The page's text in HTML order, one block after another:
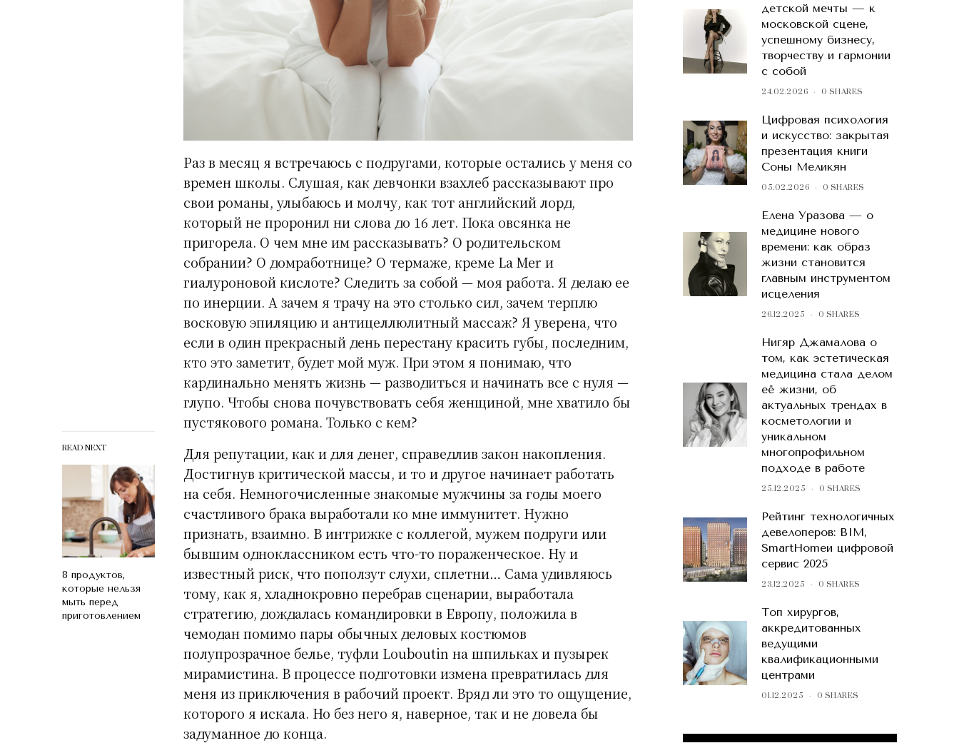
READ NEXT
8 продуктов,
которые нельзя
мыть перед
приготовлением
Раз в месяц я встречаюсь с подругами, которые остались у меня со
времен школы. Слушая, как девчонки взахлеб рассказывают про
свои романы, улыбаюсь и молчу, как тот английский лорд,
который не проронил ни слова до 16 лет. Пока овсянка не
пригорела. О чем мне им рассказывать? О родительском
собрании? О домработнице? О термаже, креме La Mer и
гиалуроновой кислоте? Следить за собой — моя работа. Я делаю ее
по инерции. А зачем я трачу на это столько сил, зачем терплю
восковую эпиляцию и антицеллюлитный массаж? Я уверена, что
если в один прекрасный день перестану красить губы, последним,
кто это заметит, будет мой муж. При этом я понимаю, что
кардинально менять жизнь — разводиться и начинать все с нуля —
глупо. Чтобы снова почувствовать себя женщиной, мне хватило бы
пустякового романа. Только с кем?
Для репутации, как и для денег, справедлив закон накопления.
Достигнув критической массы, и то и другое начинает работать
на себя. Немногочисленные знакомые мужчины за годы моего
счастливого брака выработали ко мне иммунитет. Нужно
признать, взаимно. В интрижке с коллегой, мужем подруги или
бывшим одноклассником есть что-то пораженческое. Ну и
известный риск, что поползут слухи, сплетни… Сама удивляюсь
тому, как я, хладнокровно перебрав сценарии, выработала
стратегию, дождалась командировки в Европу, положила в
чемодан помимо пары обычных деловых костюмов
полупрозрачное белье, туфли Louboutin на шпильках и пузырек
мирамистина. В процессе подготовки измена превратилась для
меня из приключения в рабочий проект. Вряд ли это то ощущение,
которого я искала. Но без него я, наверное, так и не довела бы
задуманное до конца.
детской мечты — к
московской сцене,
успешному бизнесу,
творчеству и гармонии
с собой
24.02.2026 0 SHARES
Цифровая психология
и искусство: закрытая
презентация книги
Соны Меликян
05.02.2026 0 SHARES
Елена Уразова — о
медицине нового
времени: как образ
жизни становится
главным инструментом
исцеления
26.12.2025 0 SHARES
Нигяр Джамалова о
том, как эстетическая
медицина стала делом
её жизни, об
актуальных трендах в
косметологии и
уникальном
многопрофильном
подходе в работе
25.12.2025 0 SHARES
Рейтинг технологичных
девелоперов: BIM,
SmartHomeи цифровой
сервис 2025
23.12.2025 0 SHARES
Топ хирургов,
аккредитованных
ведущими
квалификационными
центрами
01.12.2025 0 SHARES